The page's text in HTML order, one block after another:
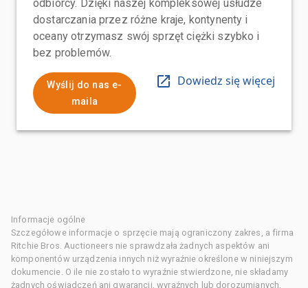
odbiorcy. Dzięki naszej kompleksowej usłudze
dostarczania przez różne kraje, kontynenty i
oceany otrzymasz swój sprzęt ciężki szybko i
bez problemów.
Wyślij do nas e-
maila
Dowiedz się więcej
Informacje ogólne
Szczegółowe informacje o sprzęcie mają ograniczony zakres, a firma
Ritchie Bros. Auctioneers nie sprawdzała żadnych aspektów ani
komponentów urządzenia innych niż wyraźnie określone w niniejszym
dokumencie. O ile nie zostało to wyraźnie stwierdzone, nie składamy
żadnych oświadczeń ani gwarancji, wyraźnych lub dorozumianych,